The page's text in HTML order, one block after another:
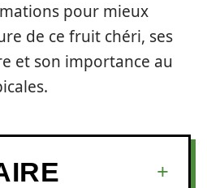
pour mieux
de ce fruit chéri, ses
et son importance au